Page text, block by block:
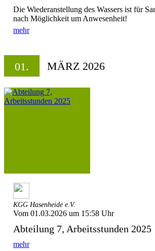
Die Wiederanstellung des Wassers ist für
nach Möglichkeit um Anwesenheit!
mehr
01. MÄRZ 2026
KGG Hasenheide e.V.
Vom 01.03.2026 um 15:58 Uhr
Abteilung 7, Arbeitsstunden 2025
mehr